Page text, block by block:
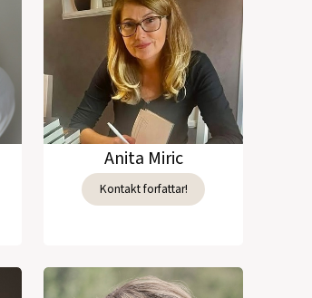
Anita Miric
Kontakt forfattar!